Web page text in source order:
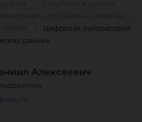
Цифровая лаборатория
данных
Алексеевич